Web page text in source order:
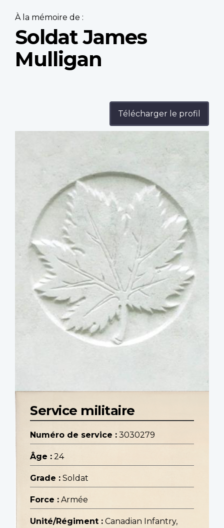
À la mémoire de :
Soldat James
Mulligan
Télécharger le profil
Service militaire
Numéro de service : 3030279
Âge : 24
Grade : Soldat
Force : Armée
Unité/Régiment : Canadian Infantry,